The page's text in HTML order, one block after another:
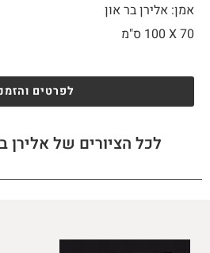
אמן: אלירן בר און
70 X
לפרטים
לכל הציורים של אלירן